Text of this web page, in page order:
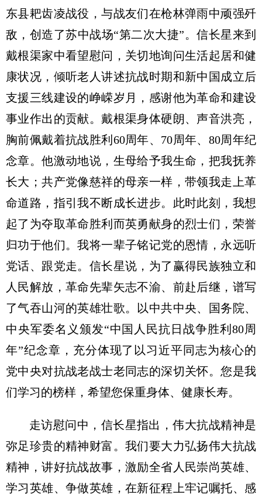
东县耙齿凌战役，与战友们在枪林弹雨中顽强歼
敌，创造了苏中战场“第二次大捷”。信长星来到
戴根渠家中看望慰问，关切地询问生活起居和健
康状况，倾听老人讲述抗战时期和新中国成立后
支援三线建设的峥嵘岁月，感谢他为革命和建设
事业作出的贡献。戴根渠身体硬朗、声音洪亮，
胸前佩戴着抗战胜利60周年、70周年、80周年纪
念章。他激动地说，生母给予我生命，把我抚养
长大；共产党像慈祥的母亲一样，带领我走上革
命道路，指引我不断成长进步。此时此刻，我想
起了为夺取革命胜利而英勇献身的烈士们，荣誉
归功于他们。我将一辈子铭记党的恩情，永远听
党话、跟党走。信长星说，为了赢得民族独立和
人民解放，革命先辈矢志不渝、前赴后继，谱写
了气吞山河的英雄壮歌。以中共中央、国务院、
中央军委名义颁发“中国人民抗日战争胜利80周
年”纪念章，充分体现了以习近平同志为核心的
党中央对抗战老战士老同志的深切关怀。您是我
们学习的榜样，希望您保重身体、健康长寿。
走访慰问中，信长星指出，伟大抗战精神是
弥足珍贵的精神财富。我们要大力弘扬伟大抗战
精神，讲好抗战故事，激励全省人民崇尚英雄、
学习英雄、争做英雄，在新征程上牢记嘱托、感